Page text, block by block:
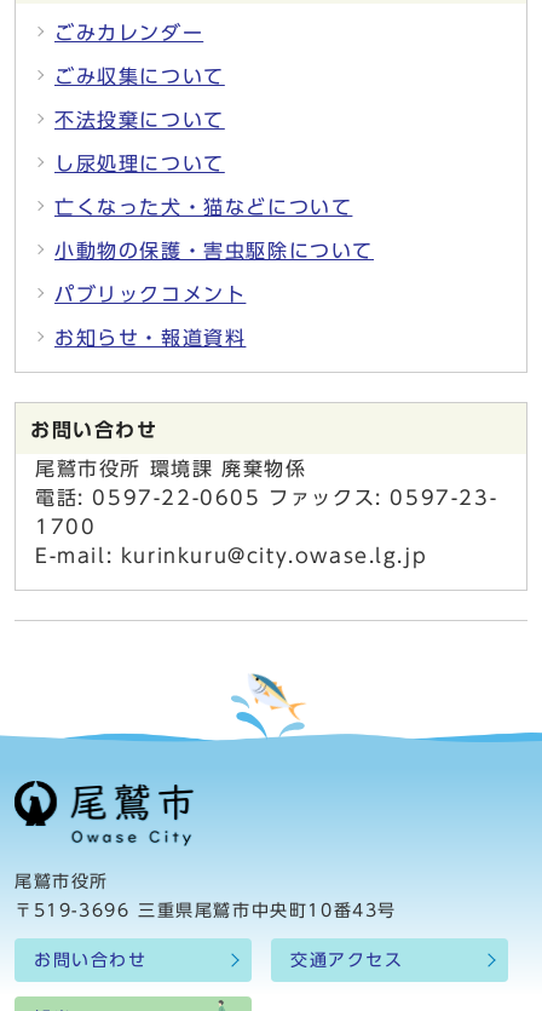
ごみカレンダー
ごみ収集について
不法投棄について
し尿処理について
亡くなった犬・猫などについて
小動物の保護・害虫駆除について
パブリックコメント
お知らせ・報道資料
お問い合わせ
尾鷲市役所 環境課 廃棄物係
電話: 0597-22-0605 ファックス: 0597-23-
1700
E-mail: kurinkuru@city.owase.lg.jp
尾鷲市役所
〒519-3696 三重県尾鷲市中央町10番43号
お問い合わせ 交通アクセス